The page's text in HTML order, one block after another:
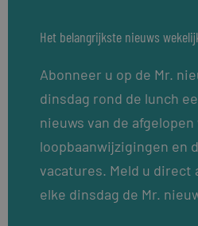
Het belangrijkste nieuws
Abonneer u op de Mr.
dinsdag rond de lunch
nieuws van de
loopbaanwijzigingen en
vacatures. Meld u direct
elke dinsdag de Mr.